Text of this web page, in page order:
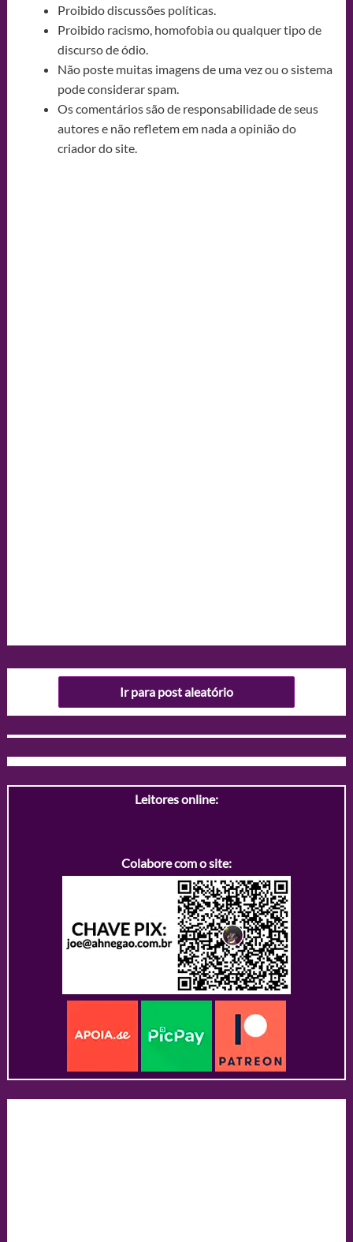
Proibido discussões políticas.
Proibido racismo, homofobia ou qualquer tipo de
discurso de ódio.
Não poste muitas imagens de uma vez ou o sistema
pode considerar spam.
Os comentários são de responsabilidade de seus
autores e não refletem em nada a opinião do
criador do site.
Ir para post aleatório
Leitores online:
Colabore com o site: